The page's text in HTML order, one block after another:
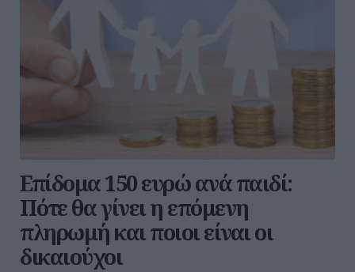
Επίδομα 150 ευρώ ανά παιδί:
Πότε θα γίνει η επόμενη
πληρωμή και ποιοι είναι οι
δικαιούχοι